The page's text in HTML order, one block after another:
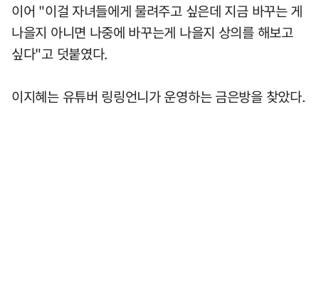
이어 "이걸 자녀들에게 물려주고 싶은데 지금 바꾸는 게
나을지 아니면 나중에 바꾸는게 나을지 상의를 해보고
싶다"고 덧붙였다.
이지혜는 유튜버 링링언니가 운영하는 금은방을 찾았다.